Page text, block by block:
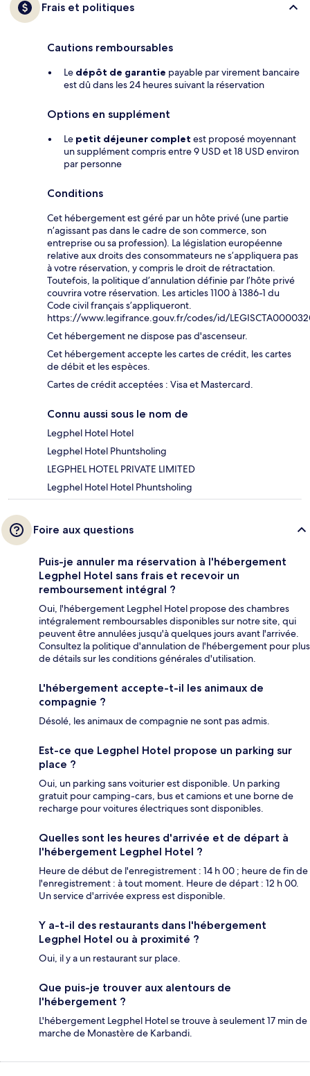
Frais et politiques
Cautions remboursables
Le dépôt de garantie payable par virement bancaire
est dû dans les 24 heures suivant la réservation
Options en supplément
Le petit déjeuner complet est proposé moyennant
un supplément compris entre 9 USD et 18 USD environ
par personne
Conditions
Cet hébergement est géré par un hôte privé (une partie
n’agissant pas dans le cadre de son commerce, son
entreprise ou sa profession). La législation européenne
relative aux droits des consommateurs ne s’appliquera pas
à votre réservation, y compris le droit de rétractation.
Toutefois, la politique d’annulation définie par l’hôte privé
couvrira votre réservation. Les articles 1100 à 1386-1 du
Code civil français s’appliqueront.
https://www.legifrance.gouv.fr/codes/id/
Cet hébergement ne dispose pas d'ascenseur.
Cet hébergement accepte les cartes de crédit, les cartes
de débit et les espèces.
Cartes de crédit acceptées : Visa et Mastercard.
Connu aussi sous le nom de
Legphel Hotel Hotel
Legphel Hotel Phuntsholing
LEGPHEL HOTEL PRIVATE LIMITED
Legphel Hotel Hotel Phuntsholing
Foire aux questions
Puis-je annuler ma réservation à l'hébergement
Legphel Hotel sans frais et recevoir un
remboursement intégral ?
Oui, l'hébergement Legphel Hotel propose des chambres
intégralement remboursables disponibles sur notre site, qui
peuvent être annulées jusqu'à quelques jours avant l'arrivée.
Consultez la politique d'annulation de l'hébergement pour plus
de détails sur les conditions générales d'utilisation.
L'hébergement accepte-t-il les animaux de
compagnie ?
Désolé, les animaux de compagnie ne sont pas admis.
Est-ce que Legphel Hotel propose un parking sur
place ?
Oui, un parking sans voiturier est disponible. Un parking
gratuit pour camping-cars, bus et camions et une borne de
recharge pour voitures électriques sont disponibles.
Quelles sont les heures d'arrivée et de départ à
l'hébergement Legphel Hotel ?
Heure de début de l'enregistrement : 14 h 00 ; heure de fin de
l'enregistrement : à tout moment. Heure de départ : 12 h 00.
Un service d'arrivée express est disponible.
Y a-t-il des restaurants dans l'hébergement
Legphel Hotel ou à proximité ?
Oui, il y a un restaurant sur place.
Que puis-je trouver aux alentours de
l'hébergement ?
L'hébergement Legphel Hotel se trouve à seulement 17 min de
marche de Monastère de Karbandi.